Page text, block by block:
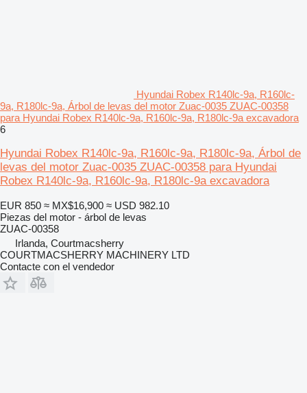
Hyundai Robex R140lc-9a, R160lc-
9a, R180lc-9a, Árbol de levas del motor Zuac-0035 ZUAC-00358
para Hyundai Robex R140lc-9a, R160lc-9a, R180lc-9a excavadora
6
Hyundai Robex R140lc-9a, R160lc-9a, R180lc-9a, Árbol de
levas del motor Zuac-0035 ZUAC-00358 para Hyundai
Robex R140lc-9a, R160lc-9a, R180lc-9a excavadora
EUR 850 ≈ MX$16,900 ≈ USD 982.10
Piezas del motor - árbol de levas
ZUAC-00358
Irlanda, Courtmacsherry
COURTMACSHERRY MACHINERY LTD
Contacte con el vendedor